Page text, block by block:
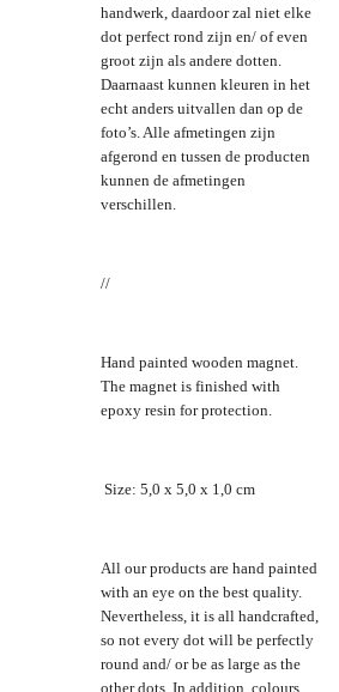
handwerk, daardoor zal niet elke
dot perfect rond zijn en/ of even
groot zijn als andere dotten.
Daarnaast kunnen kleuren in het
echt anders uitvallen dan op de
foto’s. Alle afmetingen zijn
afgerond en tussen de producten
kunnen de afmetingen
verschillen.
//
Hand painted wooden magnet.
The magnet is finished with
epoxy resin for protection.
Size: 5,0 x 5,0 x 1,0 cm
All our products are hand painted
with an eye on the best quality.
Nevertheless, it is all handcrafted,
so not every dot will be perfectly
round and/ or be as large as the
other dots. In addition, colours